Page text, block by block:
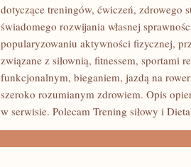
dotyczące treningów, ćwiczeń, zdrowego
świadomego rozwijania własnej
popularyzowaniu aktywności fizycznej,
związane z siłownią, fitnessem, sportami
funkcjonalnym, bieganiem, jazdą na
szeroko rozumianym zdrowiem. Opis
w serwisie. Polecam Trening siłowy i